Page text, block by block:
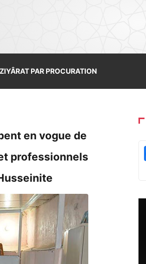
PAR PROCURATION
en vogue de
professionnels